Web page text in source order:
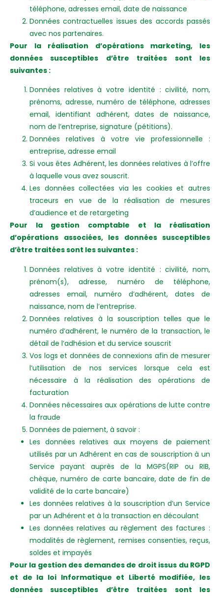
téléphone, adresses email, date de naissance
Données contractuelles issues des accords passés
avec nos partenaires.
Pour la réalisation d’opérations marketing, les
données susceptibles d’être traitées sont les
suivantes :
Données relatives à votre identité : civilité, nom,
prénoms, adresse, numéro de téléphone, adresses
email, identifiant adhérent, dates de naissance,
nom de l’entreprise, signature (pétitions).
Données relatives à votre vie professionnelle :
entreprise, adresse email
Si vous êtes Adhérent, les données relatives à l’offre
à laquelle vous avez souscrit.
Les données collectées via les cookies et autres
traceurs en vue de la réalisation de mesures
d’audience et de retargeting
Pour la gestion comptable et la réalisation
d’opérations associées, les données susceptibles
d’être traitées sont les suivantes :
Données relatives à votre identité : civilité, nom,
prénom(s), adresse, numéro de téléphone,
adresses email, numéro d’adhérent, dates de
naissance, nom de l’entreprise.
Données relatives à la souscription telles que le
numéro d’adhérent, le numéro de la transaction, le
détail de l’adhésion et du service souscrit
Vos logs et données de connexions afin de mesurer
l’utilisation de nos services lorsque cela est
nécessaire à la réalisation des opérations de
facturation
Données nécessaires aux opérations de lutte contre
la fraude
Données de paiement, à savoir :
Les données relatives aux moyens de paiement
utilisés par un Adhérent en cas de souscription à un
Service payant auprès de la MGPS(RIP ou RIB,
chèque, numéro de carte bancaire, date de fin de
validité de la carte bancaire)
Les données relatives à la souscription d’un Service
par un Adhérent et à la transaction en découlant
Les données relatives au règlement des factures :
modalités de règlement, remises consenties, reçus,
soldes et impayés
Pour la gestion des demandes de droit issus du RGPD
et de la loi Informatique et Liberté modifiée, les
données susceptibles d’être traitées sont les